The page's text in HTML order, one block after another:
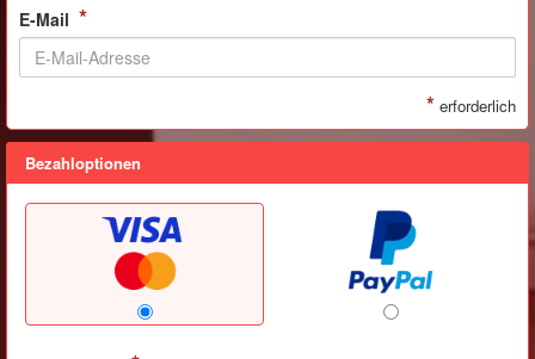
E-Mail *
* erforderlich
Bezahloptionen